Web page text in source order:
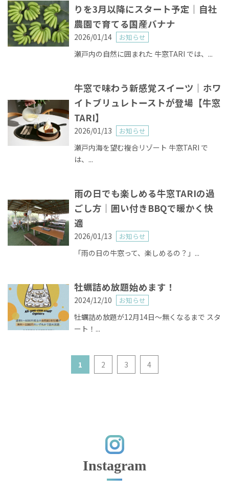
りを3月以降にスタート予定｜自社
農園で育てる国産バナナ
2026/01/14 お知らせ
瀬戸内の自然に囲まれた 牛窓TARI では、...
牛窓で味わう新感覚スイーツ｜ホワ
イトブリュレトーストが登場【牛窓
TARI】
2026/01/13 お知らせ
瀬戸内海を望む複合リゾート 牛窓TARI で
は、...
雨の日でも楽しめる牛窓TARIの過
ごし方｜囲い付きBBQで暖かく快
適
2026/01/13 お知らせ
「雨の日の牛窓って、楽しめるの？」...
牡蠣詰め放題始めます！
2024/12/10 お知らせ
牡蠣詰め放題が12月14日〜無くなるまで スタ
ート！...
1 2 3 4
Instagram